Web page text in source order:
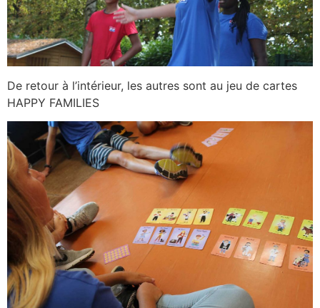
De retour à l’intérieur, les autres sont au jeu de cartes
HAPPY FAMILIES